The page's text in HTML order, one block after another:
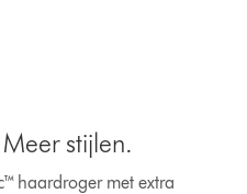
stijlen.
haardroger met extra